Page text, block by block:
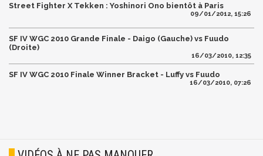
Street Fighter X Tekken : Yoshinori Ono bientôt à Paris
09/01/2012, 15:26
SF IV WGC 2010 Grande Finale - Daigo (Gauche) vs Fuudo
(Droite)
16/03/2010, 12:35
SF IV WGC 2010 Finale Winner Bracket - Luffy vs Fuudo
16/03/2010, 07:26